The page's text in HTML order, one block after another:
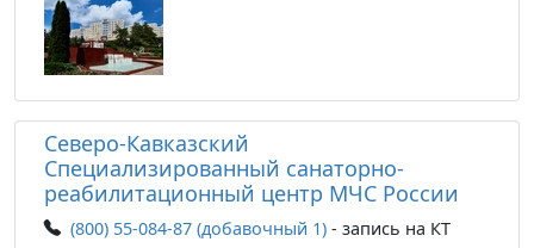
Северо-Кавказский
Специализированный санаторно-
реабилитационный центр МЧС России
(800) 55-084-87 (добавочный 1) - запись на КТ